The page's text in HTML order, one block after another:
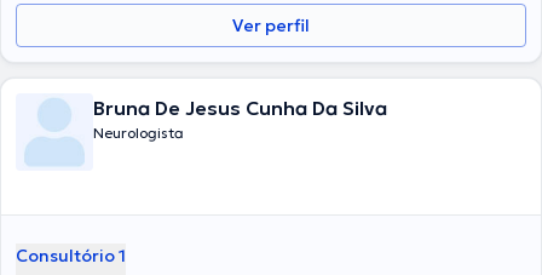
Ver perfil
Bruna De Jesus Cunha Da Silva
Neurologista
Consultório 1